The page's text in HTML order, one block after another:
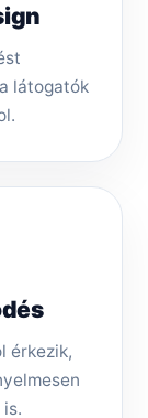
látogatók
érkezik,